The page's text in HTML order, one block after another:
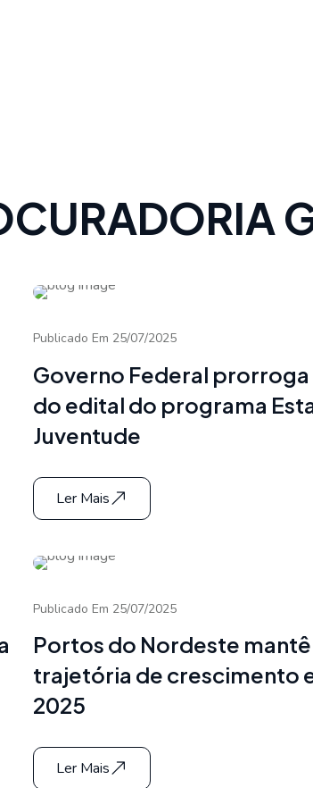
Publicado Em 25/07/2025
Governo Federal
do edital do programa
Juventude
Ler Mais
Publicado Em 25/07/2025
Portos do Nordeste
trajetória de crescimento
2025
Ler Mais